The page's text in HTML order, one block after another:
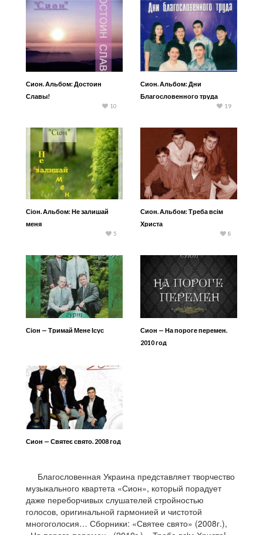
Сион. Альбом: Достоин
Славы!
10
Сион. Альбом: Дни
Благословенного труда
19
Сіон. Альбом: Не залишай
меня
5
Сион. Альбом: Треба всім
Христа
8
Сіон — Тримай Мене Ісус
Сион — На пороге перемен.
2010 год
Сион — Святеє свято. 2008 год
Благословенная Украина представляет творчество
музыкального квартета «Сион», который порадует
даже переборчивых слушателей стройностью
голосов, оригинальной гармонией и чистотой
многоголосия… Сборники: «Святее свято» (2008г.),